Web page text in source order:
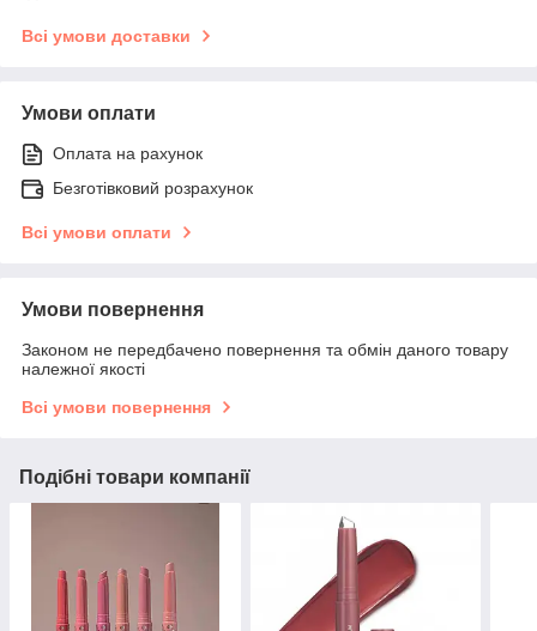
Всі умови доставки
Умови оплати
Оплата на рахунок
Безготівковий розрахунок
Всі умови оплати
Умови повернення
Законом не передбачено повернення та обмін даного товару
належної якості
Всі умови повернення
Подібні товари компанії